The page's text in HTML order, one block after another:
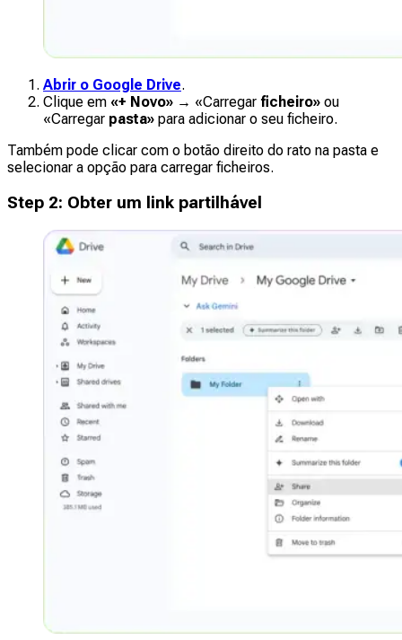
Abrir o Google Drive.
Clique em «+ Novo» → «Carregar ficheiro» ou
«Carregar pasta» para adicionar o seu ficheiro.
Também pode clicar com o botão direito do rato na pasta e
selecionar a opção para carregar ficheiros.
Step 2: Obter um link partilhável